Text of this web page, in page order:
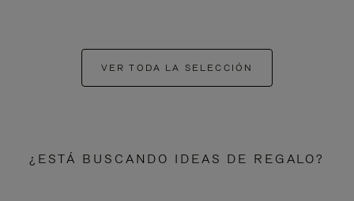
VER TODA LA SELECCIÓN
¿ESTÁ BUSCANDO IDEAS DE REGALO?